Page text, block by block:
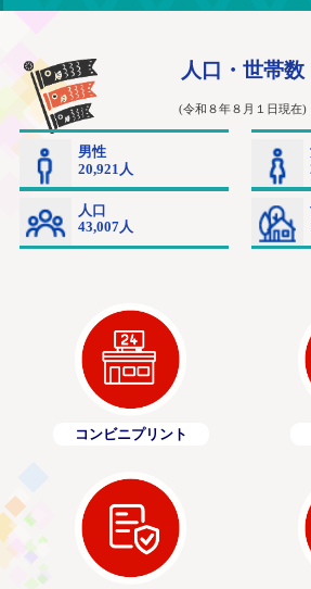
コンビニプリント